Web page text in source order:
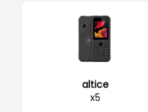
altice
x5